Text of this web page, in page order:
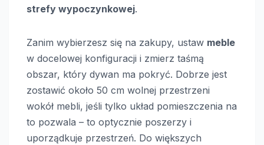
strefy wypoczynkowej.
Zanim wybierzesz się na zakupy, ustaw meble
w docelowej konfiguracji i zmierz taśmą
obszar, który dywan ma pokryć. Dobrze jest
zostawić około 50 cm wolnej przestrzeni
wokół mebli, jeśli tylko układ pomieszczenia na
to pozwala – to optycznie poszerzy i
uporządkuje przestrzeń. Do większych